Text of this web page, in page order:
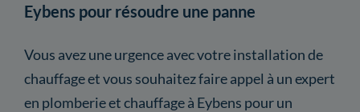
Eybens pour résoudre une panne
Vous avez une urgence avec votre installation de
chauffage et vous souhaitez faire appel à un expert
en plomberie et chauffage à Eybens pour un